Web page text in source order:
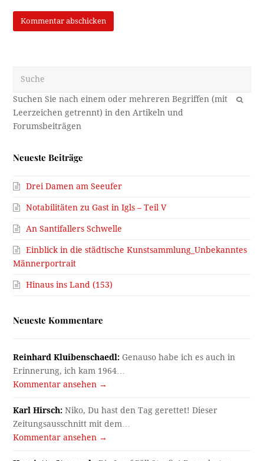
OK
Neueste Beiträge
Drei Damen am Seeufer
Notabilitäten zu Gast in Igls – Teil V
An Santifallers Schwelle
Einblick in die städtische Kunstsammlung_Unbekanntes
Männerportrait
Hinaus ins Land (153)
Neueste Kommentare
Reinhard Kluibenschaedl: Genauso habe ich es auch in
Erinnerung, ich kam 1964…
Kommentar ansehen →
Karl Hirsch: Niko, Du hast den Tag gerettet! Dieser
Zeitungsausschnitt mit dem…
Kommentar ansehen →